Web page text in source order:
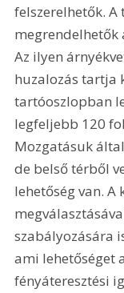
felszerelhetők.
megrendelhetők
Az ilyen
huzalozás tartja
tartóoszlopban
legfeljebb 120
Mozgatásuk
de belső térből
lehetőség van. A
szabályozására
ami lehetőséget
fényáteresztési